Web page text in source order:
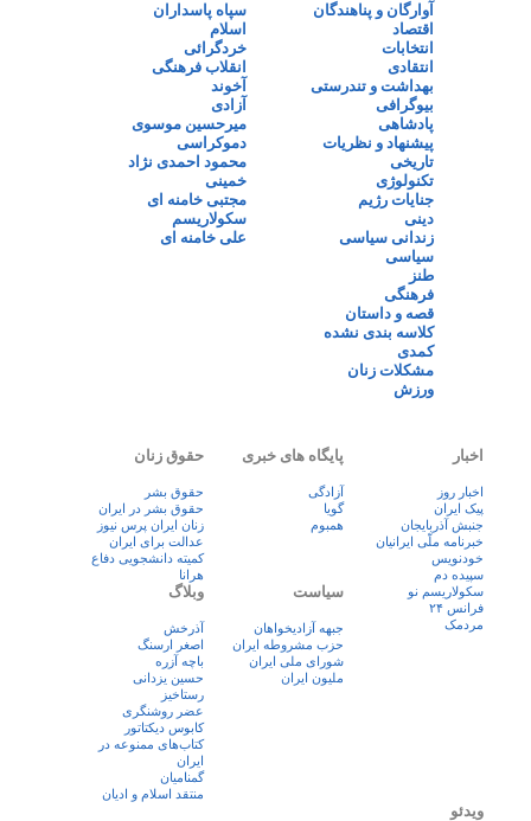
آوارگان و پناهندگان
اقتصاد
انتخابات
انتقادی
بهداشت و تندرستی
بیوگرافی
پادشاهی
پیشنهاد و نظریات
تاریخی
تکنولوژی
جنایات رژیم
دینی
زندانی سیاسی
سیاسی
طنز
فرهنگی
قصه و داستان
کلاسه بندی نشده
کمدی
مشکلات زنان
ورزش
سپاه پاسداران
اسلام
خردگرائی
انقلاب فرهنگی
آخوند
آزادی
میرحسین موسوی
دموکراسی
محمود احمدی نژاد
خمینی
مجتبی خامنه ای
سکولاریسم
علی خامنه ای
اخبار
اخبار روز
پيک ايران
جنبش آذربایجان
خبرنامه ملّی ایرانیان
خودنویس
سپیده دم
سکولاریسم نو
فرانس ۲۴
مردمک
پایگاه های خبری
آزادگی
گویا
همبوم
حقوق زنان
حقوق بشر
حقوق بشر در ایران
زنان ايران پرس نيوز
عدالت برای ایران
کمیته دانشجویی دفاع
هرانا
سیاست
جبهه آزادیخواهان
حزب مشروطه ایران
شورای ملی ایران
ملیون ایران
وبلاگ
آذرخش
اصغر ارسنگ
باچه آزره
حسین یزدانی
رستاخیز
عضر روشنگری
کابوس دیکتاتور
کتاب‌های ممنوعه در
ایران
گمنامیان
منتقد اسلام و ادیان
ویدئو